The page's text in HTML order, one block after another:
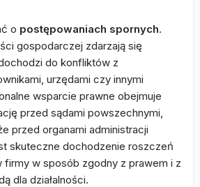
o postępowaniach spornych.
gospodarczej zdarzają się
do konfliktów z
urzędami czy innymi
wsparcie prawne obejmuje
przed sądami powszechnymi,
przed organami administracji
skuteczne dochodzenie roszczeń
firmy w sposób zgodny z prawem i z
dla działalności.